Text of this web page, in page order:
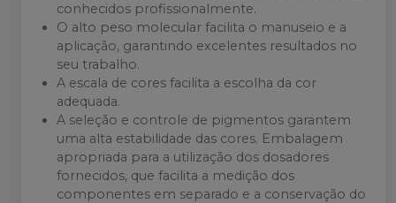
conhecidos profissionalmente.
O alto peso molecular facilita o manuseio e a
aplicação, garantindo excelentes resultados no
seu trabalho.
A escala de cores facilita a escolha da cor
adequada.
A seleção e controle de pigmentos garantem
uma alta estabilidade das cores. Embalagem
apropriada para a utilização dos dosadores
fornecidos, que facilita a medição dos
componentes em separado e a conservação do